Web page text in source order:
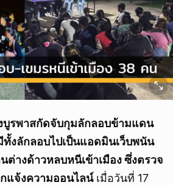
บูรพาสกัดจับกุมลักลอบข้ามแดน
ทั้งลักลอบไปเป็นแอดมินเว็บพนัน
ต่างด้าวหลบหนีเข้าเมือง ซึ่งตรวจ
แจ้งความออนไลน์เมื่อวันที่ 17